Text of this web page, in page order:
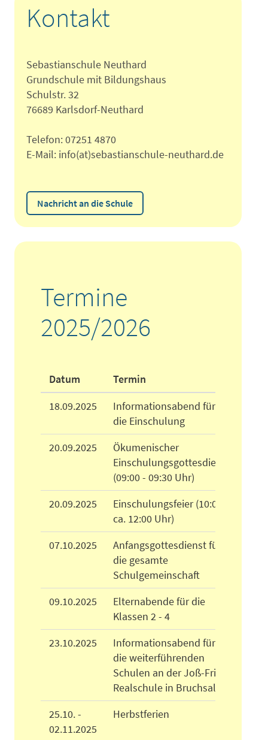
Kontakt
Sebastianschule Neuthard
Grundschule mit Bildungshaus
Schulstr. 32
76689 Karlsdorf-Neuthard
Telefon: 07251 4870
E-Mail: info(at)sebastianschule-neuthard.de
Nachricht an die Schule
Termine
2025/2026
Datum
Termin
18.09.2025
Informationsabend für
die Einschulung
20.09.2025
Ökumenischer
Einschulungsgottesdienst
(09:00 - 09:30 Uhr)
20.09.2025
Einschulungsfeier (10:00 -
ca. 12:00 Uhr)
07.10.2025
Anfangsgottesdienst für
die gesamte
Schulgemeinschaft
09.10.2025
Elternabende für die
Klassen 2 - 4
23.10.2025
Informationsabend für
die weiterführenden
Schulen an der Joß-Fritz-
Realschule in Bruchsal
25.10. -
02.11.2025
Herbstferien